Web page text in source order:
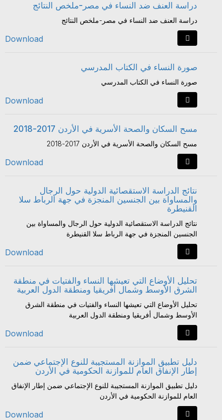
دراسة العنف ضد النساء في مصر-ملخص النتائج
دراسة العنف ضد النساء في مصر-ملخص النتائج
Download
صورة النساء في الكتاب المدرسي
صورة النساء في الكتاب المدرسي
Download
مسح السكان والصحة الأسرية في الأردن 2017-2018
مسح السكان والصحة الأسرية في الأردن 2017-2018
Download
نتائج الدراسة الاستقصائية الدولية حول الرجال
والمساواة بين الجنسين المنجزة في جهة الرباط سلا
القنيطرة
نتائج الدراسة الاستقصائية الدولية حول الرجال والمساواة بين
الجنسين المنجزة في جهة الرباط سلا القنيطرة
Download
تحلیل الأوضاع التي تعیشھا النساء والفتیات في منطقة
الشرق الأوسط وشمال أفریقیا ومنطقة الدول العربیة
تحلیل الأوضاع التي تعیشھا النساء والفتیات في منطقة الشرق
الأوسط وشمال أفریقیا ومنطقة الدول العربیة
Download
دليل تطبيق الموازنة المستجيبة للنوع الإجتماعي ضمن
إطار الإنفاق العام للموازنة الحكومية في الأردن
دليل تطبيق الموازنة المستجيبة للنوع الإجتماعي ضمن إطار الإنفاق
العام للموازنة الحكومية في الأردن
Download